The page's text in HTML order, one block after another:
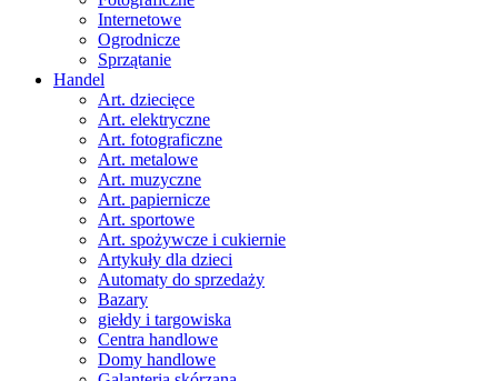
Internetowe
Ogrodnicze
Sprzątanie
Handel
Art. dziecięce
Art. elektryczne
Art. fotograficzne
Art. metalowe
Art. muzyczne
Art. papiernicze
Art. sportowe
Art. spożywcze i cukiernie
Artykuły dla dzieci
Automaty do sprzedaży
Bazary
giełdy i targowiska
Centra handlowe
Domy handlowe